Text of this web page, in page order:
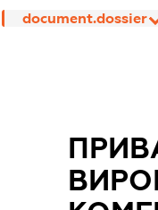
document.dossier